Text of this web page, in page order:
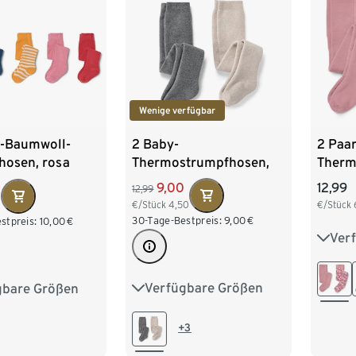
Baumwoll-
rosa
10,00€
Größen
62/68 74/80
Wenige verfügbar
2 Baby-
Thermostrumpfhosen,
meliert
12,99 9,00
€/Stück4,50
30-Tage-Bestpreis: 9,00€
Verfügbare Größen
50/56 62/68 74/80
86/92 +3
2
12,99
€/Stück
86/
110/